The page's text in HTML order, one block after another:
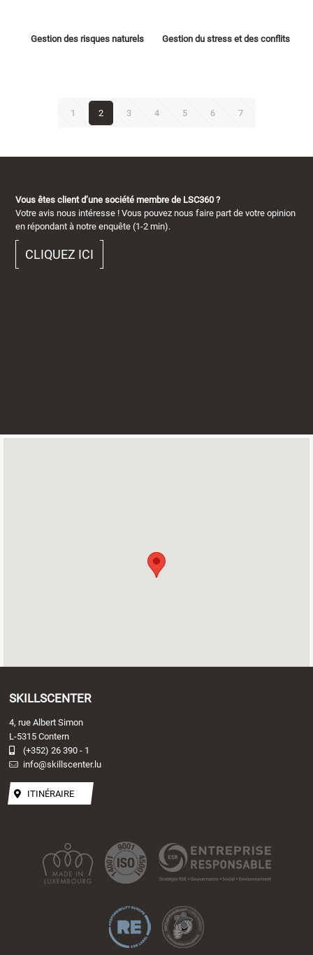
Gestion des risques naturels Gestion du stress et des conflits
1 2 3 4 5 6 7
Vous êtes client d’une société membre de LSC360 ?
Votre avis nous intéresse ! Vous pouvez nous faire part de votre opinion
en répondant à notre enquête (1-2 min).
CLIQUEZ ICI
SKILLSCENTER
4, rue Albert Simon
L-5315 Contern
(+352) 26 390 - 1
info@skillscenter.lu
ITINÉRAIRE